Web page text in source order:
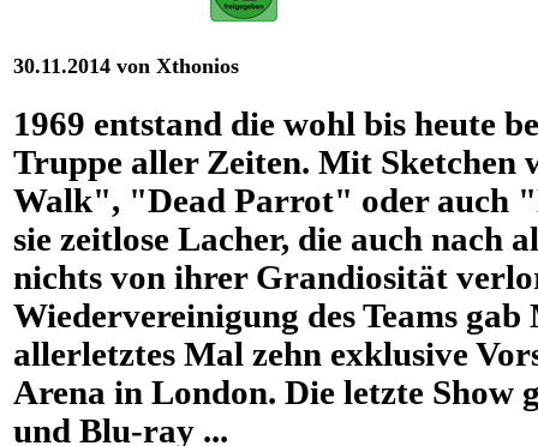
30.11.2014 von Xthonios
1969 entstand die wohl bis heute
Truppe aller Zeiten. Mit
Walk", "Dead Parrot" oder auch
sie zeitlose Lacher, die auch nach
nichts von ihrer Grandiosität
Wiedervereinigung des Teams
allerletztes Mal zehn exklusive
Arena in London. Die letzte Show
und Blu-ray ...